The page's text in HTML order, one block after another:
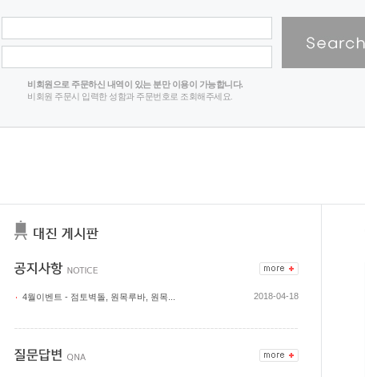
비회원으로 주문하신 내역이 있는 분만 이용이 가능합니다.
비회원 주문시 입력한 성함과 주문번호로 조회해주세요.
4월이벤트 - 점토벽돌, 원목루바, 원목... 2018-04-18